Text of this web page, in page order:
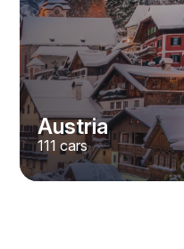
Austria
111 cars